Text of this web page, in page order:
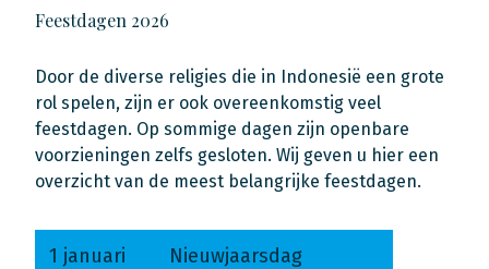
Feestdagen 2026
Door de diverse religies die in Indonesië een grote
rol spelen, zijn er ook overeenkomstig veel
feestdagen. Op sommige dagen zijn openbare
voorzieningen zelfs gesloten. Wij geven u hier een
overzicht van de meest belangrijke feestdagen.
1 januari Nieuwjaarsdag